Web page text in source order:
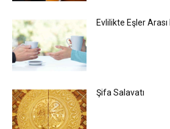
Evlilikte Eşler Arası
Şifa Salavatı